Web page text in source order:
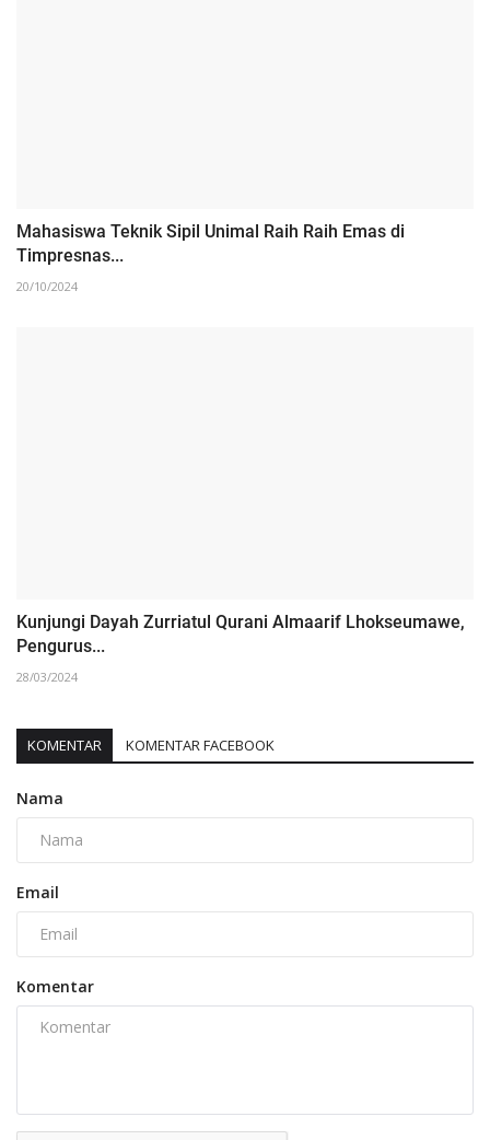
Mahasiswa Teknik Sipil Unimal Raih Raih Emas di
Timpresnas...
20/10/2024
Kunjungi Dayah Zurriatul Qurani Almaarif Lhokseumawe,
Pengurus...
28/03/2024
KOMENTAR KOMENTAR FACEBOOK
Nama
Email
Komentar